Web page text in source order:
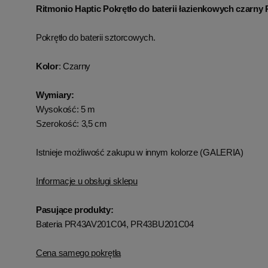
Ritmonio Haptic Pokrętło do baterii łazienkowych czarny
Pokrętło do baterii sztorcowych.
Kolor: Czarny
Wymiary:
Wysokość: 5 m
Szerokość: 3,5 cm
Istnieje możliwość zakupu w innym kolorze (GALERIA)
Informacje u obsługi sklepu
Pasujące produkty:
Bateria PR43AV201C04, PR43BU201C04
Cena samego pokrętła